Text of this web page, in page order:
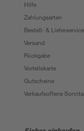
Hilfe
Zahlungsarten
Bestell- &
Versand
Rückgabe
Vorteilskarte
Gutscheine
Verkaufsoffene